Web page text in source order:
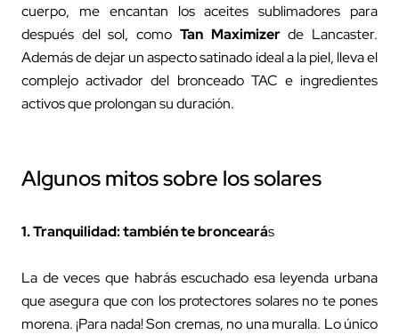
cuerpo, me encantan los aceites sublimadores para
después del sol, como Tan Maximizerde Lancaster.
Además de dejar un aspecto satinado ideal a la piel, lleva el
complejo activador del bronceado TAC e ingredientes
activos que prolongan su duración.
Algunos mitos sobre los solares
1. Tranquilidad: también te broncearás
La de veces que habrás escuchado esa leyenda urbana
que asegura que con los protectores solares no te pones
morena. ¡Para nada! Son cremas, no una muralla. Lo único